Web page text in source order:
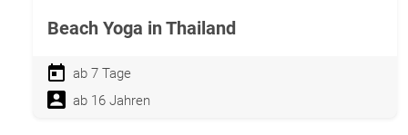
Beach Yoga in Thailand
ab 7 Tage
ab 16 Jahren